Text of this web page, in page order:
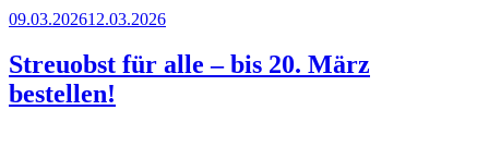
Veröffentlicht
09.03.202612.03.2026
Streuobst für alle – bis 20. März
bestellen!